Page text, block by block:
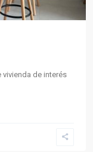
de interés